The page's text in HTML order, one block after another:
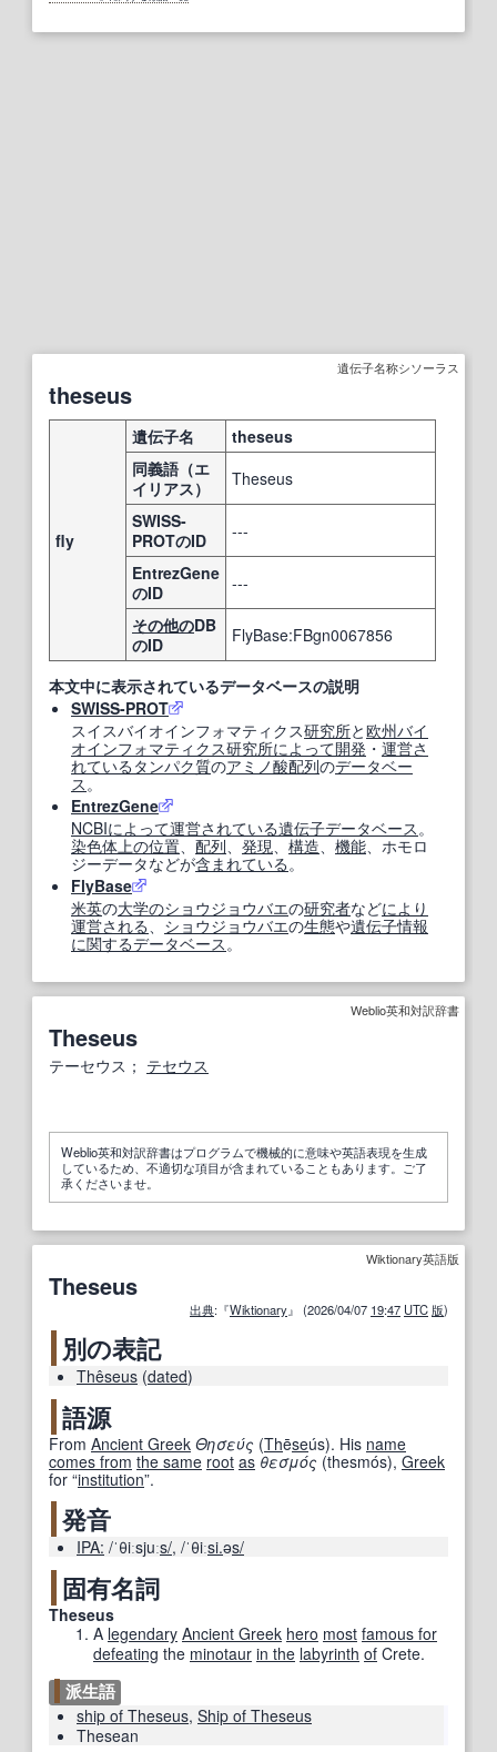
遺伝子名称シソーラス
theseus
fly
遺伝子名
theseus
同義語（エ
イリアス）
Theseus
SWISS-
PROTのID
---
EntrezGene
のID
---
その他のDB
のID
FlyBase:FBgn0067856
本文中に表示されているデータベースの説明
SWISS-PROT
スイスバイオインフォマティクス研究所と欧州バイ
オインフォマティクス研究所によって開発 ・ 運営さ
れている タンパク質のアミノ酸配列のデータベー
ス。
EntrezGene
NCBIによって運営されている遺伝子データベース。
染色体上の位置、 配列、 発現、 構造、 機能、ホモロ
ジーデータなどが含まれている。
FlyBase
米英の大学のショウジョウバエの研究者などにより
運営される、 ショウジョウバエの生態や遺伝子情報
に関するデータベース。
Weblio英和対訳辞書
Theseus
テーセウス； テセウス
Weblio英和対訳辞書はプログラムで機械的に意味や英語表現を生成
しているため、不適切な項目が含まれていることもあります。ご了
承くださいませ。
Wiktionary英語版
Theseus
出典:『Wiktionary』 (2026/04/07 19:47 UTC 版)
別の表記
Thêseus (dated)
語源
From Ancient Greek Θησεύς (Thēseús). His name
comes from the same root as θεσμός (thesmós), Greek
for “institution”.
発音
IPA: /ˈθiːsjuːs/, /ˈθiːsi.əs/
固有名詞
Theseus
A legendary Ancient Greek hero most famous for
defeating the minotaur in the labyrinth of Crete.
派生語
ship of Theseus, Ship of Theseus
Thesean